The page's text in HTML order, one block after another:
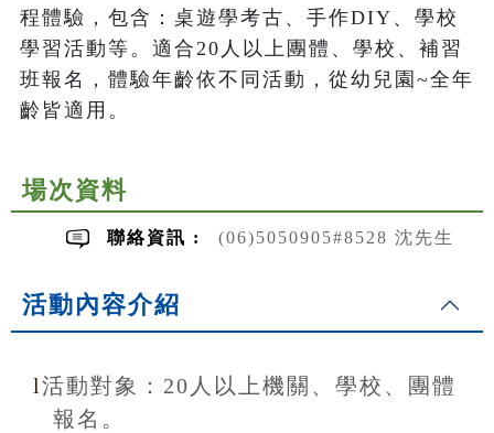
程體驗，包含：桌遊學考古、手作DIY、學校
學習活動等。適合20人以上團體、學校、補習
班報名，體驗年齡依不同活動，從幼兒園~全年
齡皆適用。
場次資料
聯絡資訊 : (06)5050905#8528 沈先生
活動內容介紹
l活動對象：20 人以上機關、學校、團體
報名。